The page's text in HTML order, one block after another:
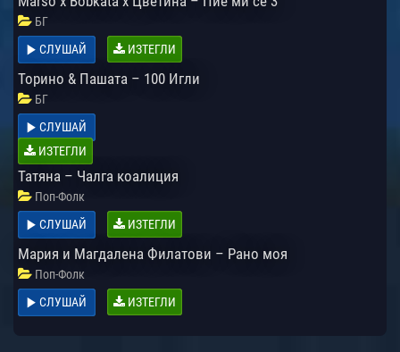
БГ
СЛУШАЙ
ИЗТЕГЛИ
Торино & Пашата – 100 Игли
БГ
СЛУШАЙ
ИЗТЕГЛИ
Татяна – Чалга коалиция
Поп-Фолк
СЛУШАЙ
ИЗТЕГЛИ
Мария и Магдалена Филатови – Рано моя
Поп-Фолк
СЛУШАЙ
ИЗТЕГЛИ